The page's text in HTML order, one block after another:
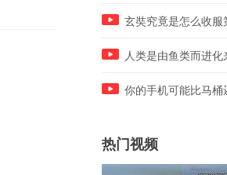
玄奘究竟是怎么收服
人类是由鱼类而进化
你的手机可能比马桶
热门视频